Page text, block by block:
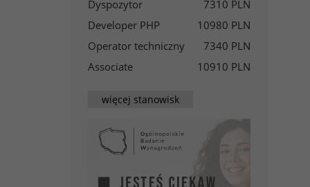
Dyspozytor
7310 PLN
Developer PHP
10980 PLN
Operator techniczny
7340 PLN
Associate
10910 PLN
więcej stanowisk